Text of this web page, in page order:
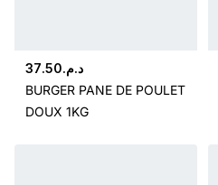
د.م.37.50
BURGER PANE DE POULET
DOUX 1KG